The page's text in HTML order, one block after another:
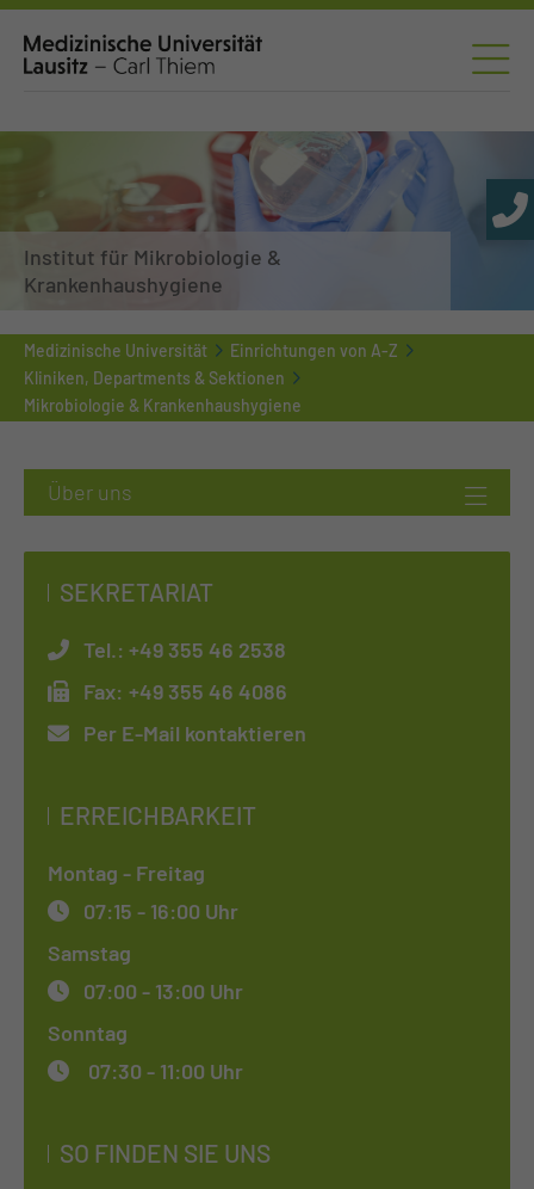
Institut für Mikrobiologie &
Krankenhaushygiene
Medizinische Universität
Einrichtungen von A-Z
Kliniken, Departments & Sektionen
Mikrobiologie & Krankenhaushygiene
SEKRETARIAT
Tel.: +49 355 46 2538
Fax: +49 355 46 4086
Per E-Mail kontaktieren
ERREICHBARKEIT
Montag - Freitag
07:15 - 16:00 Uhr
Samstag
07:00 - 13:00 Uhr
Sonntag
07:30 - 11:00 Uhr
SO FINDEN SIE UNS